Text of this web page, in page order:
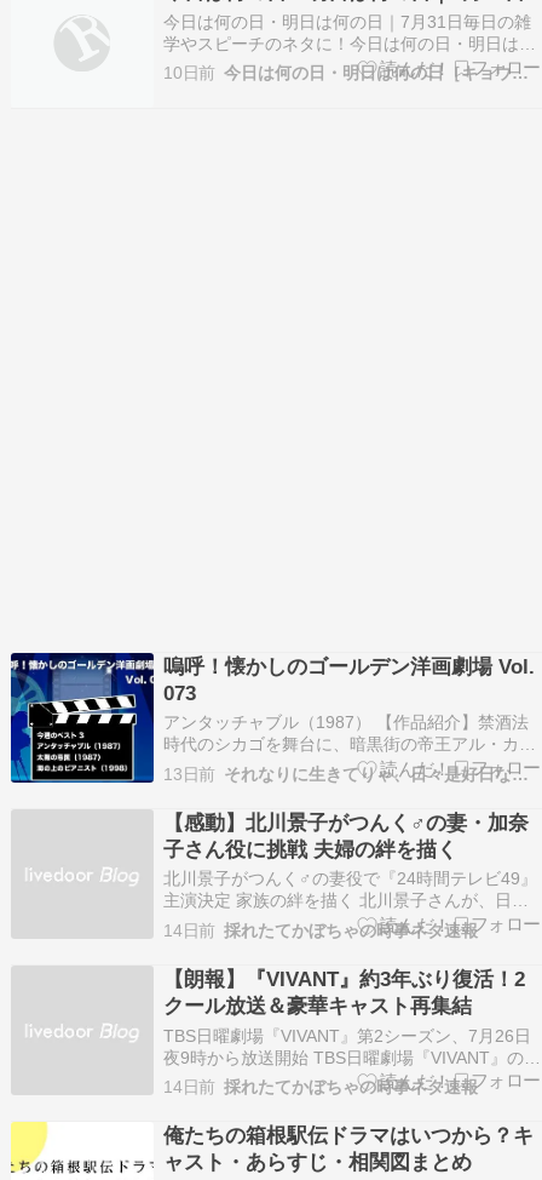
ロシ…
今日は何の日・明日は何の日｜7月31日毎日の雑
学やスピーチのネタに！今日は何の日・明日は何
の日？7月31日は何の日？何の記念日？7月31日
の出来事？7月31日誕生日の有名人・芸能人は？
10日前 今日は何の日・明日は何の日［キョウナニ］
嗚呼！懐かしのゴールデン洋画劇場 Vol.
073
アンタッチャブル（1987） 【作品紹介】禁酒法
時代のシカゴを舞台に、暗黒街の帝王アル・カポ
ネと、エリオット・ネス率いる特別捜査チームと
の壮絶な戦いを描いた傑作アクション。正義感あ
ふれるネスをケビン・コスナー、貫禄たっぷりの
カポネをロバート・デ・ニーロが熱演。ネスを支
えるベテラ…
13日前 それなりに生きてりゃ、日々是好日なり！
【感動】北川景子がつんく♂の妻・加奈
子さん役に挑戦 夫婦の絆を描く
北川景子がつんく♂の妻役で『24時間テレビ49』
主演決定 家族の絆を描く 北川景子さんが、日本
テレビ系『24時間テレビ49』のスペシャルドラマ
で主演を務めることが発表されました。演じるの
は、喉頭がんによって声を失った音楽プロデュー
サー・つんく♂さんを支えてきた妻の加奈子さん
です…
14日前 採れたてかぼちゃの時事ネタ速報
【朗報】『VIVANT』約3年ぶり復活！2
クール放送＆豪華キャスト再集結
TBS日曜劇場『VIVANT』第2シーズン、7月26日
夜9時から放送開始 TBS日曜劇場『VIVANT』の第
2シーズンが、2026年7月26日の日曜夜9時からス
タートします。豪華キャストや予測できない物語
で話題を集めた前作から約3年、新たな冒険がつ
いに幕を開けます。 この記事で…
14日前 採れたてかぼちゃの時事ネタ速報
俺たちの箱根駅伝ドラマはいつから？キ
ャスト・あらすじ・相関図まとめ